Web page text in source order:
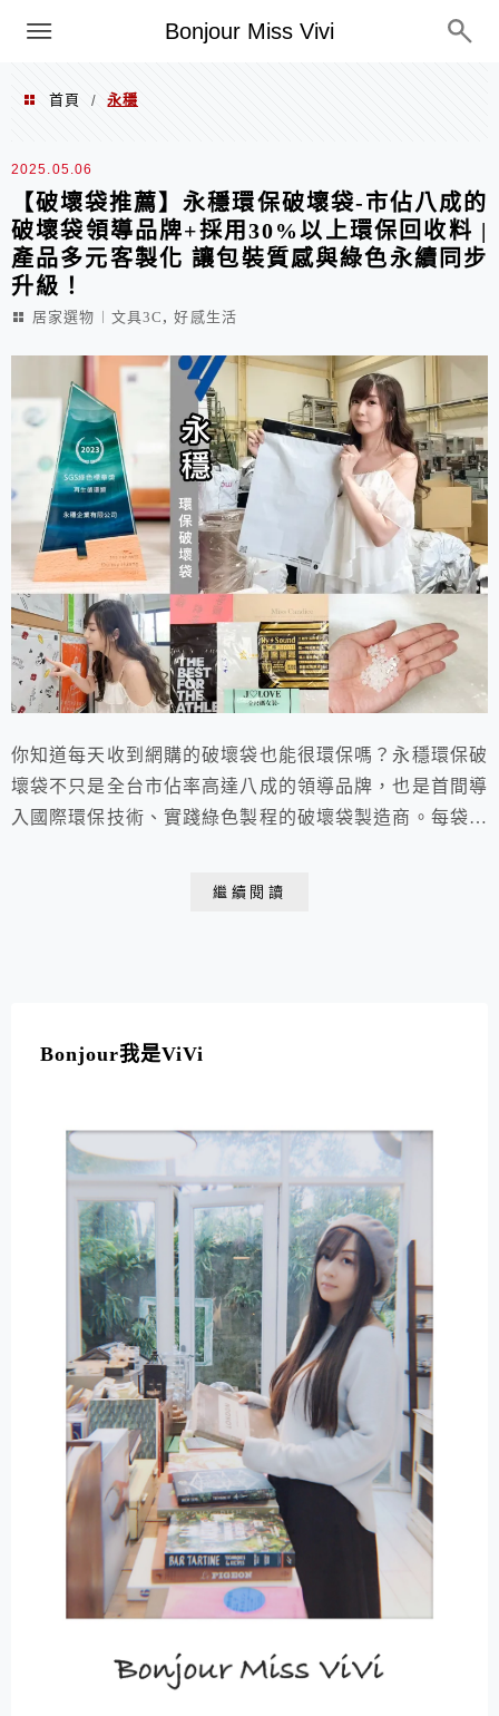
Bonjour Miss Vivi
選單
首頁 / 永穩
永穩
2025.05.06
【破壞袋推薦】永穩環保破壞袋-市佔八成的
破壞袋領導品牌+採用30%以上環保回收料 |
產品多元客製化 讓包裝質感與綠色永續同步
升級！
居家選物︱文具3C ,好感生活
你知道每天收到網購的破壞袋也能很環保嗎？永穩環保破
壞袋不只是全台市佔率高達八成的領導品牌，也是首間導
入國際環保技術、實踐綠色製程的破壞袋製造商。每袋含
繼續閱讀
Bonjour我是ViVi